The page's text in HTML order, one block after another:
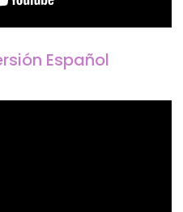
Español